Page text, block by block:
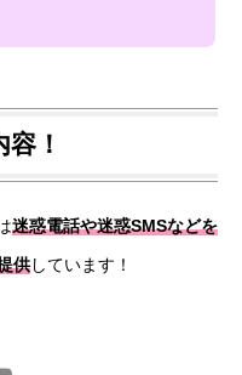
！
迷惑電話や迷惑SMSなどを
供しています！